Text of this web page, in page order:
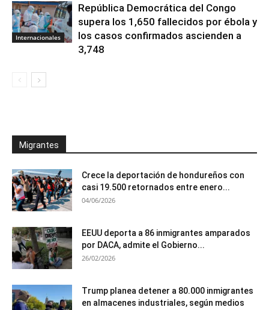
Internacionales
República Democrática del Congo
supera los 1,650 fallecidos por ébola y
los casos confirmados ascienden a
3,748
Migrantes
Crece la deportación de hondureños con
casi 19.500 retornados entre enero...
04/06/2026
EEUU deporta a 86 inmigrantes amparados
por DACA, admite el Gobierno...
26/02/2026
Trump planea detener a 80.000 inmigrantes
en almacenes industriales, según medios